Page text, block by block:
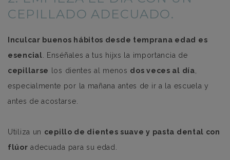
CEPILLADO ADECUADO.
Inculcar buenos hábitos desde temprana edad es
esencial . Enséñales a tus hijxs la importancia de
cepillarse
los dientes al menos dos veces al día
especialmente por la mañana antes de ir a la escuela y
antes de acostarse.
Utiliza un cepillo de dientes suave y pasta dental con
flúor adecuada para su edad.